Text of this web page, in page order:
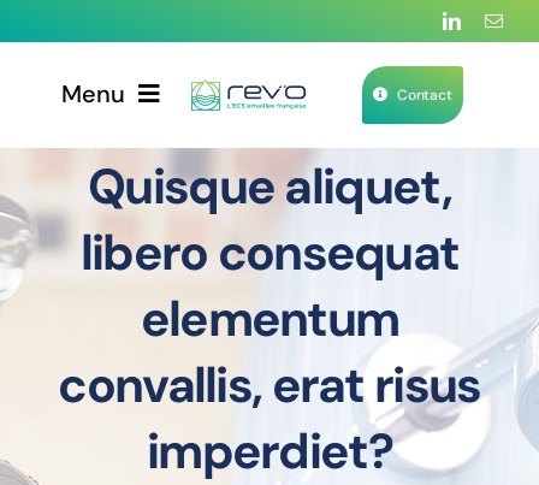
contenuMenu
Produits
Services
Applications & solutions
Notre histoire
Contact
Quisque aliquet,
libero consequat
elementum
convallis, erat risus
imperdiet?